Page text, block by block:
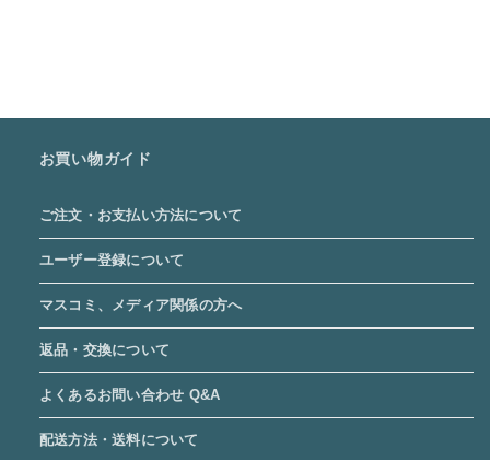
お買い物ガイド
ご注文・お支払い方法について
ユーザー登録について
マスコミ、メディア関係の方へ
返品・交換について
よくあるお問い合わせ Q&A
配送方法・送料について